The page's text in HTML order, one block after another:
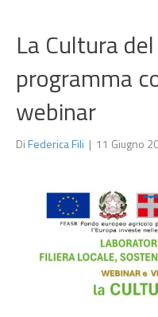
La Cultura
programma
webinar
DiFederica Fili | 11 Giugno